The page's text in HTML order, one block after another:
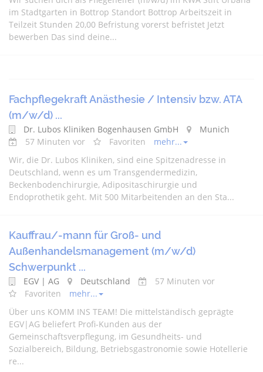
im Stadtgarten in Bottrop Standort Bottrop Arbeitszeit in
Teilzeit Stunden 20,00 Befristung vorerst befristet Jetzt
bewerben Das sind deine...
Fachpflegekraft Anästhesie / Intensiv bzw. ATA
(m/w/d) ...
Dr. Lubos Kliniken Bogenhausen GmbH
Munich
57 Minuten vor
Favoriten
mehr...
Wir, die Dr. Lubos Kliniken, sind eine Spitzenadresse in
Deutschland, wenn es um Transgendermedizin,
Beckenbodenchirurgie, Adipositaschirurgie und
Endoprothetik geht. Mit 500 Mitarbeitenden an den Sta...
Kauffrau/-mann für Groß- und
Außenhandelsmanagement (m/w/d)
Schwerpunkt ...
EGV | AG Deutschland
57 Minuten vor
Favoriten
mehr...
Über uns KOMM INS TEAM! Die mittelständisch geprägte
EGV|AG beliefert Profi-Kunden aus der
Gemeinschaftsverpflegung, im Gesundheits- und
Sozialbereich, Bildung, Betriebsgastronomie sowie Hotellerie
re...